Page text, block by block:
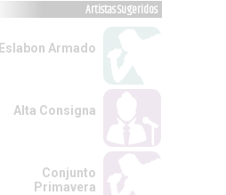
Artistas Sugeridos
Eslabon Armado
Alta Consigna
Conjunto
Primavera